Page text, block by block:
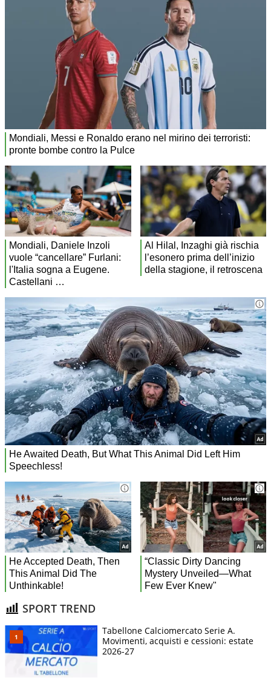
SPORT TREND
Tabellone Calciomercato Serie A.
Movimenti, acquisti e cessioni: estate
2026-27